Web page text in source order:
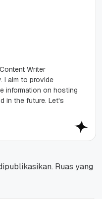
Writer
I aim to provide
information on hosting
in the future. Let's
Ruas yang